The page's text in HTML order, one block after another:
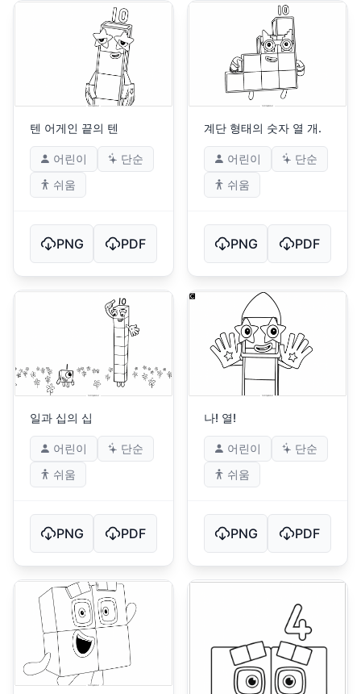
텐 어게인 끝의 텐
어린이
단순
쉬움
PNG PDF
계단 형태의 숫자 열 개.
어린이
단순
쉬움
PNG PDF
일과 십의 십
어린이
단순
쉬움
PNG PDF
나! 열!
어린이
단순
쉬움
PNG PDF